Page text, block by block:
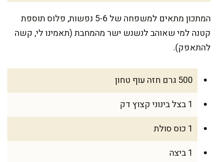
המתכון מתאים למשפחה של 5-6 נפשות, פלוס תוספת
קטנה למי שאוהב לנשנש ישר מהמחבת (תאמינו לי, קשה
להתאפק).
500 גרם חזה עוף טחון
1 בצל בינוני קצוץ דק
1 כוס סולת
1 ביצה